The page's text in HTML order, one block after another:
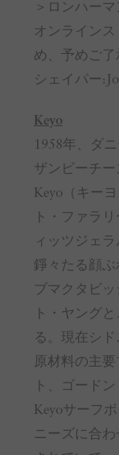
＞ロンハー
オンライン
め、予めご了
シェイパー
Keyo
1958年、ダ
ザンビーチ
Keyo（キー
ト・ファラ
ィッツジェ
錚々たる顔
ブマクタビ
ト・ヤング
る。現在シ
原材料の主
ト、ゴード
Keyoサーフ
ニーズに合